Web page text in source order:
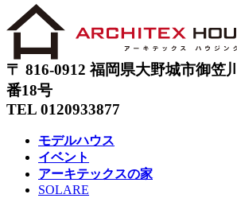
〒 816-0912 福岡県大野城市御笠
番18号
TEL 0120933877
モデルハウス
イベント
アーキテックスの家
SOLARE